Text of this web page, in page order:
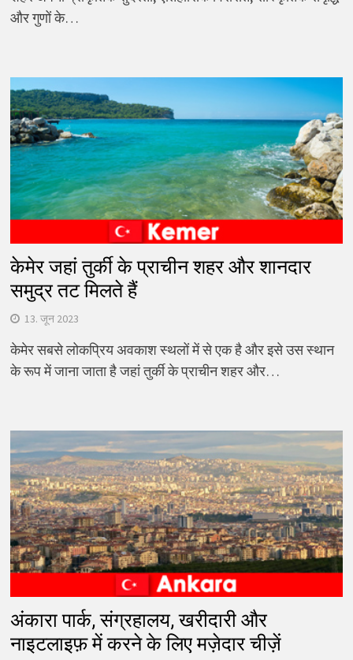
और गुणों के…
केमेर जहां तुर्की के प्राचीन शहर और शानदार
समुद्र तट मिलते हैं
13. जून 2023
केमेर सबसे लोकप्रिय अवकाश स्थलों में से एक है और इसे उस स्थान
के रूप में जाना जाता है जहां तुर्की के प्राचीन शहर और…
अंकारा पार्क, संग्रहालय, खरीदारी और
नाइटलाइफ़ में करने के लिए मज़ेदार चीज़ें